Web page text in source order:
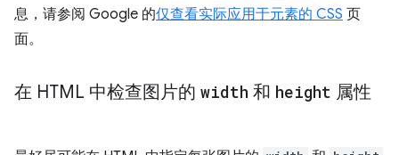
息，请参阅 Google 的仅查看实际应用于元素的 CSS 页
面。
在 HTML 中检查图片的 width 和 height 属性